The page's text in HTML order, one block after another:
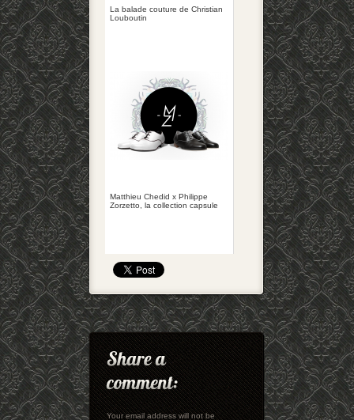
La balade couture de Christian
Louboutin
Matthieu Chedid x Philippe
Zorzetto, la collection capsule
Your email address will not be